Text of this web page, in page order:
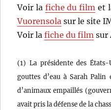
Voir la fiche du film et
Vuorensola sur le site
Voir lafiche du film sur
(1) La présidente des
gouttes d’eau à Sarah
d’animaux empaillés
avait pris la défense de la